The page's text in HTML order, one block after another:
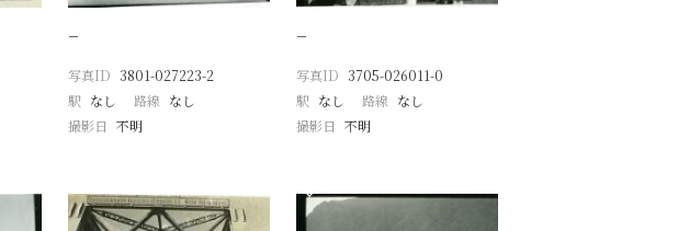
−
写真ID 3801-027223-2
駅 なし 路線 なし
撮影日 不明
−
写真ID 3705-026011-0
駅 なし 路線 なし
撮影日 不明